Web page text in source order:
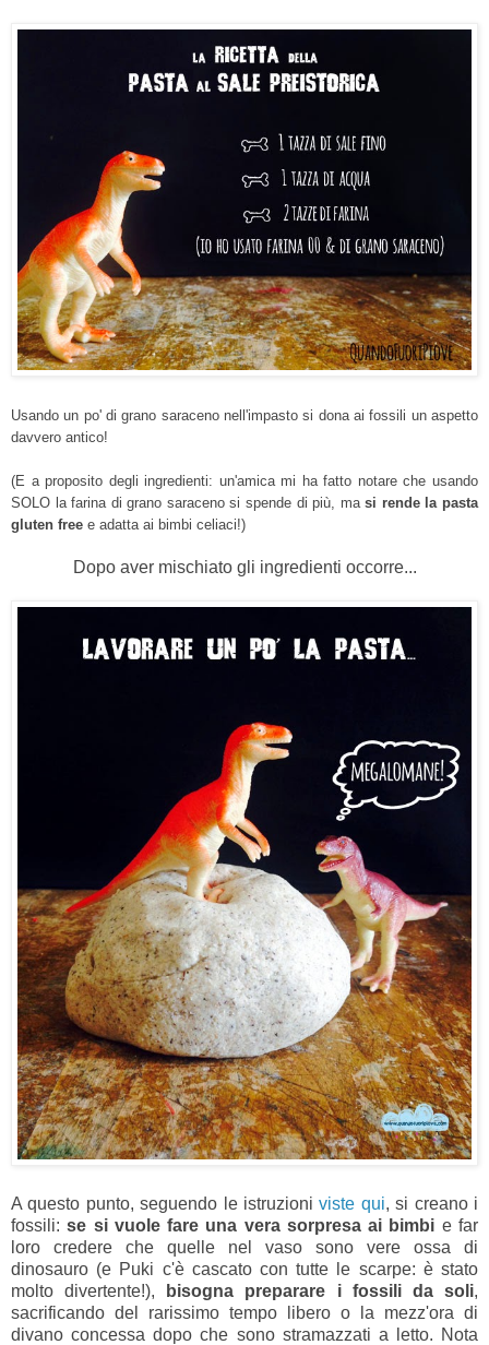
Usando un po' di grano saraceno nell'impasto si dona ai fossili un aspetto
davvero antico!
(E a proposito degli ingredienti: un'amica mi ha fatto notare che usando
SOLO la farina di grano saraceno si spende di più, masi rende la pasta
gluten free e adatta ai bimbi celiaci!)
Dopo aver mischiato gli ingredienti occorre...
A questo punto, seguendo le istruzioniviste qui, si creano i
fossili:se si vuole fare una vera sorpresa ai bimbi e far
loro credere che quelle nel vaso sono vere ossa di
dinosauro (e Puki c'è cascato con tutte le scarpe: è stato
molto divertente!),
bisogna preparare i fossili da soli,
sacrificando del rarissimo tempo libero o la mezz'ora di
divano concessa dopo che sono stramazzati a letto. Nota